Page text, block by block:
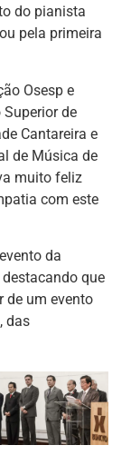
do pianista
pela primeira
Osesp e
de
Cantareira e
de Música de
muito feliz
com este
da
que
de um evento
das